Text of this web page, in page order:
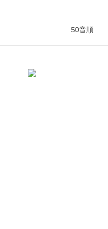
50音順